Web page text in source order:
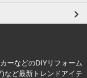
ーなどのDIYリフォーム
など最新トレンドアイテ